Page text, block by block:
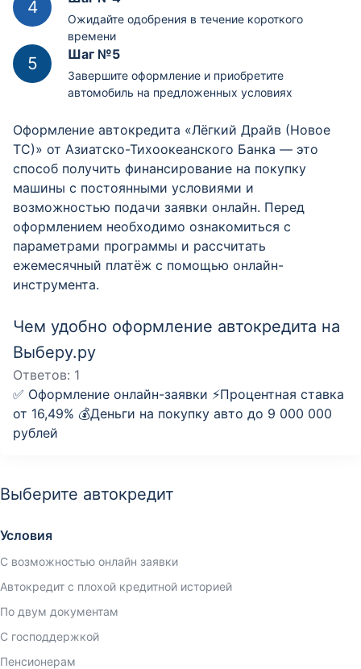
Ожидайте одобрения в течение короткого
времени
Шаг №5
Завершите оформление и приобретите
автомобиль на предложенных условиях
Оформление автокредита «Лёгкий Драйв (Новое
ТС)» от Азиатско-Тихоокеанского Банка — это
способ получить финансирование на покупку
машины с постоянными условиями и
возможностью подачи заявки онлайн. Перед
оформлением необходимо ознакомиться с
параметрами программы и рассчитать
ежемесячный платёж с помощью онлайн-
инструмента.
Чем удобно оформление автокредита на
Выберу.ру
Ответов: 1
✅ Оформление онлайн-заявки ⚡️Процентная ставка
от 16,49% 💰Деньги на покупку авто до 9 000 000
рублей
Выберите автокредит
Условия
С возможностью онлайн заявки
Автокредит с плохой кредитной историей
По двум документам
С господдержкой
Пенсионерам